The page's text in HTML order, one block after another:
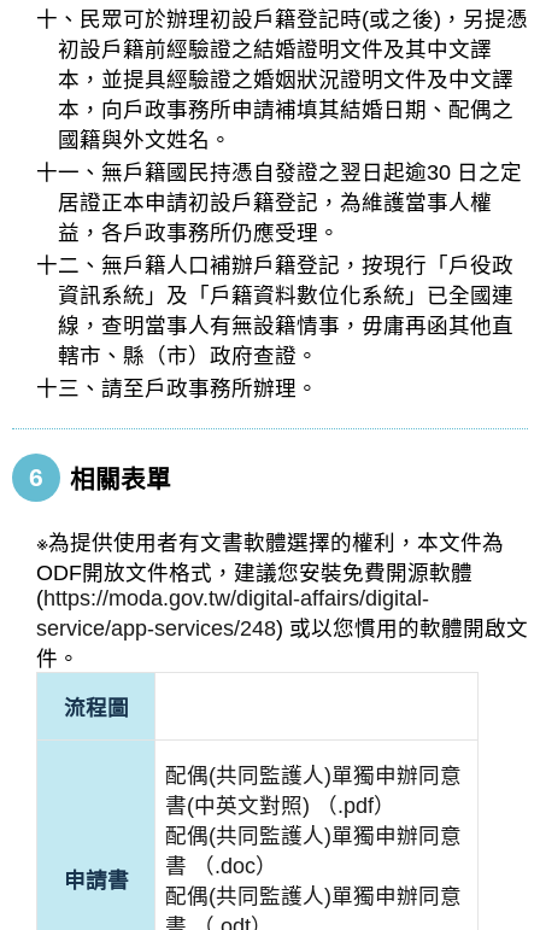
十、民眾可於辦理初設戶籍登記時(或之後)，另提憑
初設戶籍前經驗證之結婚證明文件及其中文譯
本，並提具經驗證之婚姻狀況證明文件及中文譯
本，向戶政事務所申請補填其結婚日期、配偶之
國籍與外文姓名。
十一、無戶籍國民持憑自發證之翌日起逾30 日之定
居證正本申請初設戶籍登記，為維護當事人權
益，各戶政事務所仍應受理。
十二、無戶籍人口補辦戶籍登記，按現行「戶役政
資訊系統」及「戶籍資料數位化系統」已全國連
線，查明當事人有無設籍情事，毋庸再函其他直
轄市、縣（市）政府查證。
十三、請至戶政事務所辦理。
6 相關表單
※為提供使用者有文書軟體選擇的權利，本文件為
ODF開放文件格式，建議您安裝免費開源軟體
(https://moda.gov.tw/digital-affairs/digital-
service/app-services/248) 或以您慣用的軟體開啟文
件。
流程圖
申請書
配偶(共同監護人)單獨申辦同意
書(中英文對照) （.pdf）
配偶(共同監護人)單獨申辦同意
書 （.doc）
配偶(共同監護人)單獨申辦同意